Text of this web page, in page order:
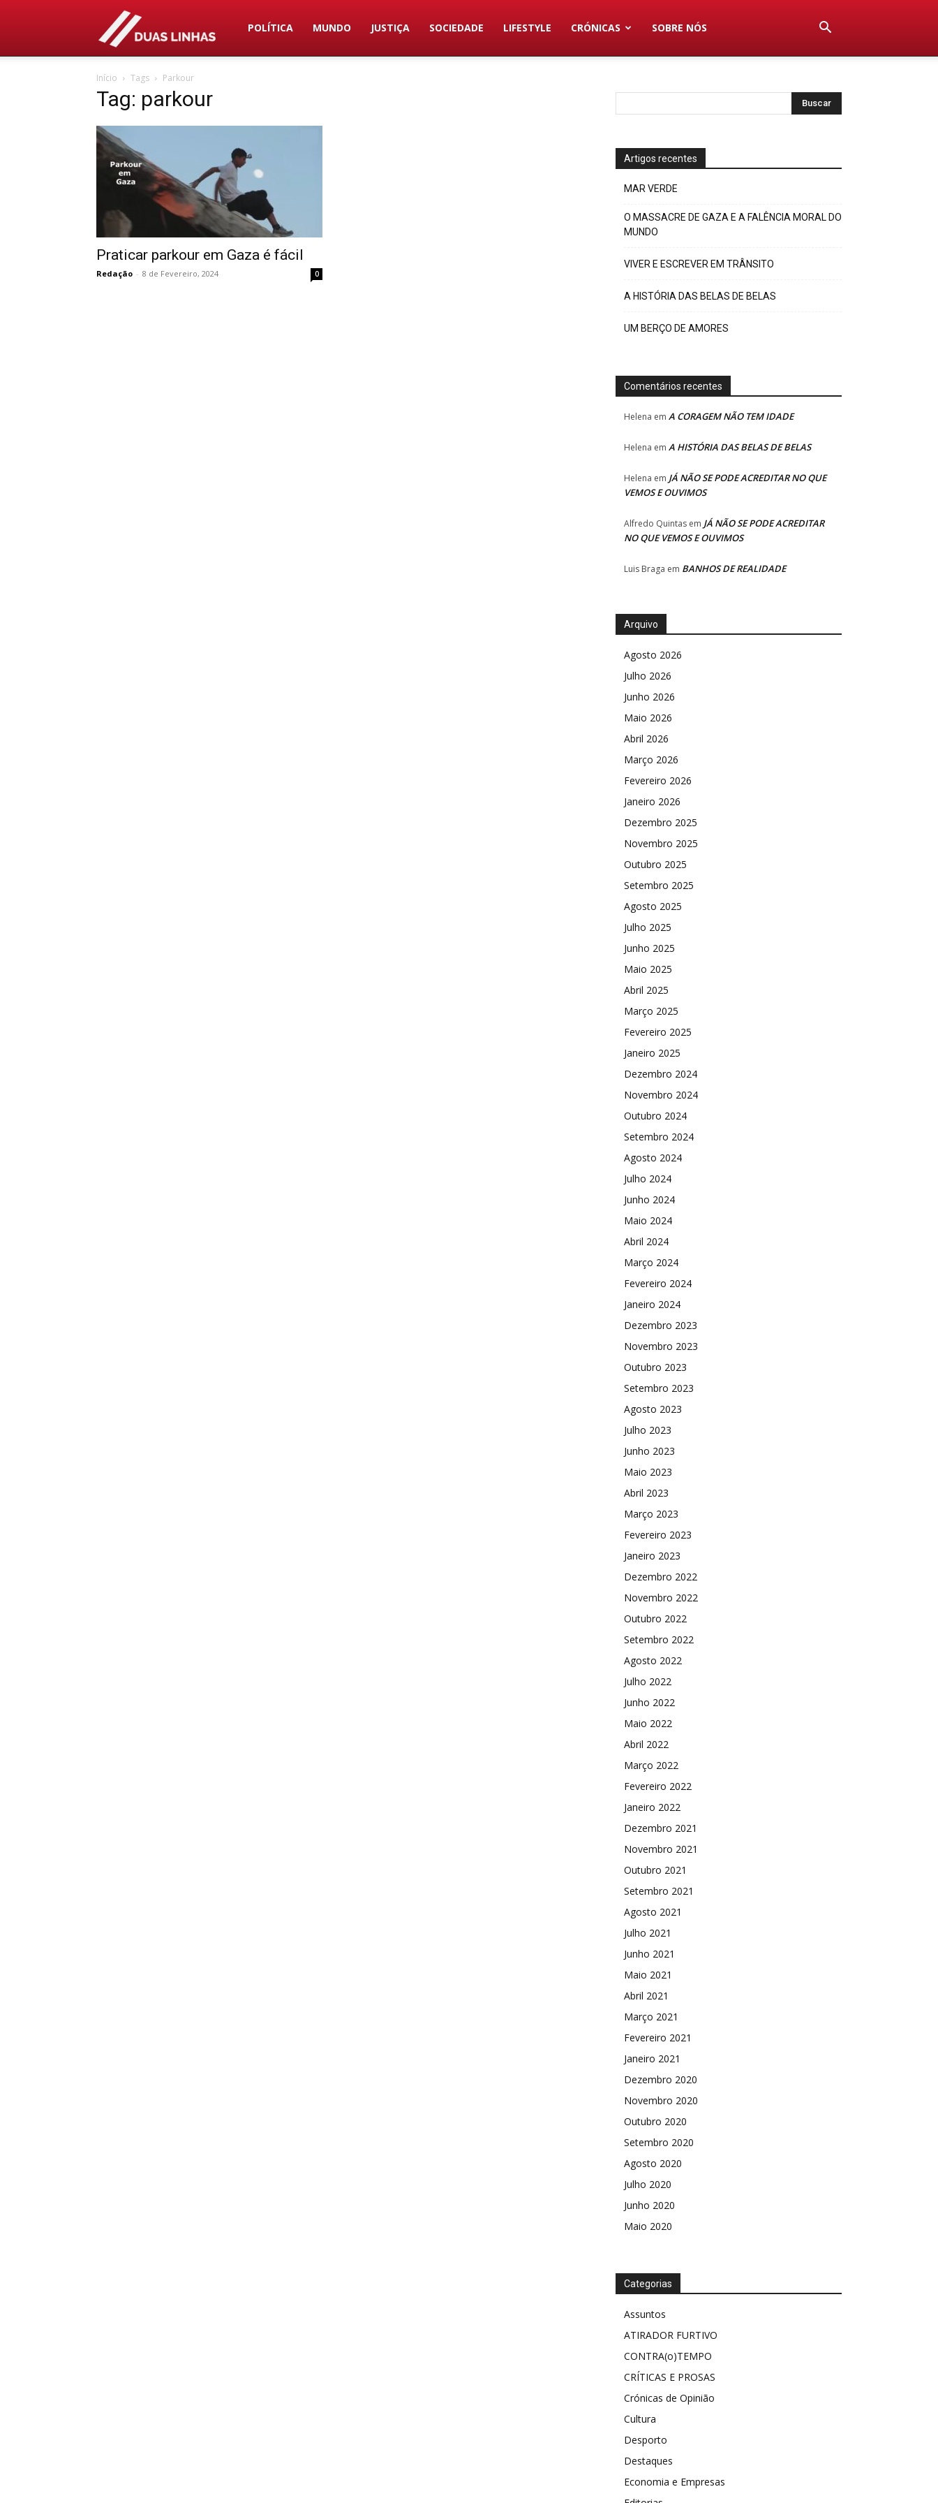
Duas
POLÍTICA MUNDO JUSTIÇA SOCIEDADE LIFESTYLE CRÓNICAS SOBRE NÓS
Início Tags Parkour
Tag: parkour
Praticar parkour em Gaza é fácil
Redação - 8 de Fevereiro, 2024 0
Artigos recentes
MAR VERDE
O MASSACRE DE GAZA E A FALÊNCIA MORAL DO
MUNDO
VIVER E ESCREVER EM TRÂNSITO
A HISTÓRIA DAS BELAS DE BELAS
UM BERÇO DE AMORES
Comentários recentes
Helena em A CORAGEM NÃO TEM IDADE
Helena em A HISTÓRIA DAS BELAS DE BELAS
Helena em JÁ NÃO SE PODE ACREDITAR NO QUE
VEMOS E OUVIMOS
Alfredo Quintas em JÁ NÃO SE PODE ACREDITAR
NO QUE VEMOS E OUVIMOS
Luis Braga em BANHOS DE REALIDADE
Arquivo
Agosto 2026
Julho 2026
Junho 2026
Maio 2026
Abril 2026
Março 2026
Fevereiro 2026
Janeiro 2026
Dezembro 2025
Novembro 2025
Outubro 2025
Setembro 2025
Agosto 2025
Julho 2025
Junho 2025
Maio 2025
Abril 2025
Março 2025
Fevereiro 2025
Janeiro 2025
Dezembro 2024
Novembro 2024
Outubro 2024
Setembro 2024
Agosto 2024
Julho 2024
Junho 2024
Maio 2024
Abril 2024
Março 2024
Fevereiro 2024
Janeiro 2024
Dezembro 2023
Novembro 2023
Outubro 2023
Setembro 2023
Agosto 2023
Julho 2023
Junho 2023
Maio 2023
Abril 2023
Março 2023
Fevereiro 2023
Janeiro 2023
Dezembro 2022
Novembro 2022
Outubro 2022
Setembro 2022
Agosto 2022
Julho 2022
Junho 2022
Maio 2022
Abril 2022
Março 2022
Fevereiro 2022
Janeiro 2022
Dezembro 2021
Novembro 2021
Outubro 2021
Setembro 2021
Agosto 2021
Julho 2021
Junho 2021
Maio 2021
Abril 2021
Março 2021
Fevereiro 2021
Janeiro 2021
Dezembro 2020
Novembro 2020
Outubro 2020
Setembro 2020
Agosto 2020
Julho 2020
Junho 2020
Maio 2020
Categorias
Assuntos
ATIRADOR FURTIVO
CONTRA(o)TEMPO
CRÍTICAS E PROSAS
Crónicas de Opinião
Cultura
Desporto
Destaques
Economia e Empresas